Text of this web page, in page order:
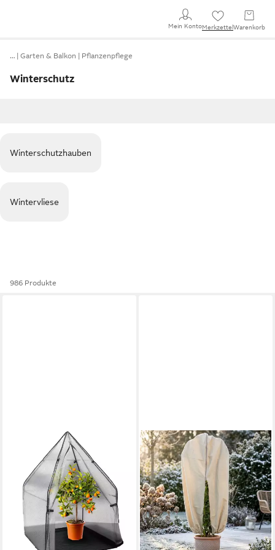
Mein KontoMerkzettel Warenkorb
… Garten & Balkon Pflanzenpflege
Winterschutz
Winterschutzhauben
Wintervliese
986 Produkte